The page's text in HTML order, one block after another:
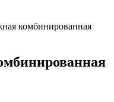
комбинированная